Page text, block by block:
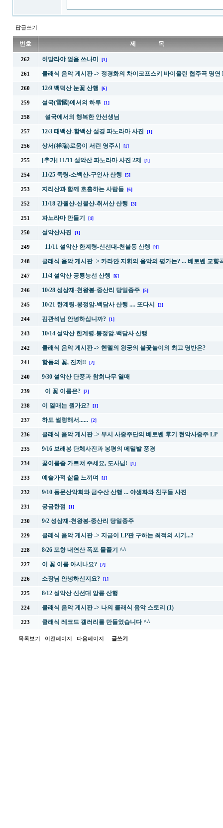
답글쓰기
번호 제 목
262 히말라야 얼음 쓰나미 [1]
261 클래식 음악 게시판 -> 정경화의 차이코프스키 바이올린 협주곡 명연
260 12/9 백덕산 눈꽃 산행 [6]
259 설국(雪國)에서의 하루 [1]
258 설국에서의 행복한 안선생님
257 12/3 태백산-함백산 설경 파노라마 사진 [1]
256 상서(祥瑞)로움이 서린 영주시 [1]
255 [추가] 11/11 설악산 파노라마 사진 2제 [1]
254 11/25 죽령-소백산-구인사 산행 [5]
253 지리산과 함께 호흡하는 사람들 [6]
252 11/18 간월산-신불산-취서산 산행 [3]
251 파노라마 만들기 [4]
250 설악산사진 [1]
249 11/11 설악산 한계령-신선대-천불동 산행 [4]
248 클래식 음악 게시판 ->카라얀 지휘의 음악의 평가는? ... 베토벤 교향
247 11/4 설악산 공룡능선 산행 [6]
246 10/28 성삼재-천왕봉-중산리 당일종주 [5]
245 10/21 한계령-봉정암-백담사 산행 .... 또다시 [2]
244 김관석님 안녕하십니까? [1]
243 10/14 설악산 한계령-봉정암-백담사 산행
242 클래식 음악 게시판 ->헨델의 왕궁의 불꽃놀이의 최고 명반은?
241 항동의 꽃, 진저!! [2]
240 9/30 설악산 단풍과 참회나무 열매
239 이 꽃 이름은? [2]
238 이 열매는 뭔가요? [1]
237 하도 썰렁해서...... [2]
236 클래식 음악 게시판 ->부시 사중주단의 베토벤 후기 현악사중주 LP
235 9/16 보래봉 단체사진과 봉평의 메밀밭 풍경
234 꽃이름좀 가르쳐 주세요, 도사님! [1]
233 예술가적 삶을 느끼며 [1]
232 9/10 동문산악회와 금수산 산행 ... 야생화와 친구들 사진
231 궁금한점 [1]
230 9/2 성삼재-천왕봉-중산리 당일종주
229 클레식 음악 게시판 -> 지금이 LP판 구하는 최적의 시기...?
228 8/26 포항 내연산 폭포 물줄기 ^^
227 이 꽃 이름 아시나요? [2]
226 소장님 안녕하신지요? [1]
225 8/12 설악산 신선대 암릉 산행
224 클래식 음악 게시판 -> 나의 클래식 음악 스토리 (1)
223 클래식 레코드 갤러리를 만들었습니다 ^^
목록보기 이전페이지 다음페이지 글쓰기